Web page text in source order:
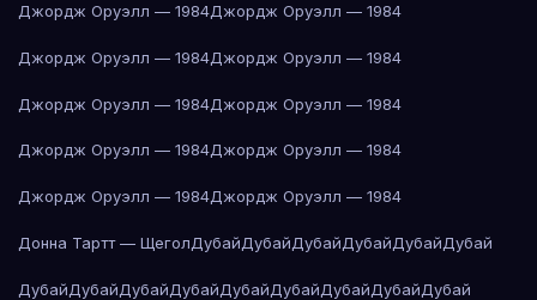
Джордж Оруэлл — 1984Джордж Оруэлл — 1984
Джордж Оруэлл — 1984Джордж Оруэлл — 1984
Джордж Оруэлл — 1984Джордж Оруэлл — 1984
Джордж Оруэлл — 1984Джордж Оруэлл — 1984
Джордж Оруэлл — 1984Джордж Оруэлл — 1984
Донна Тартт — ЩеголДубайДубайДубайДубайДубайДубай
ДубайДубайДубайДубайДубайДубайДубайДубайДубай